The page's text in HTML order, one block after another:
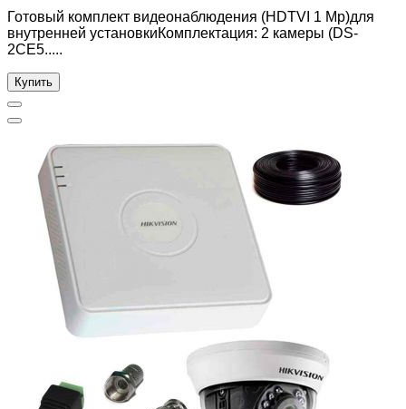
Готовый комплект видеонаблюдения (HDTVI 1 Mp)для
внутренней установкиКомплектация: 2 камеры (DS-
2CE5.....
Купить